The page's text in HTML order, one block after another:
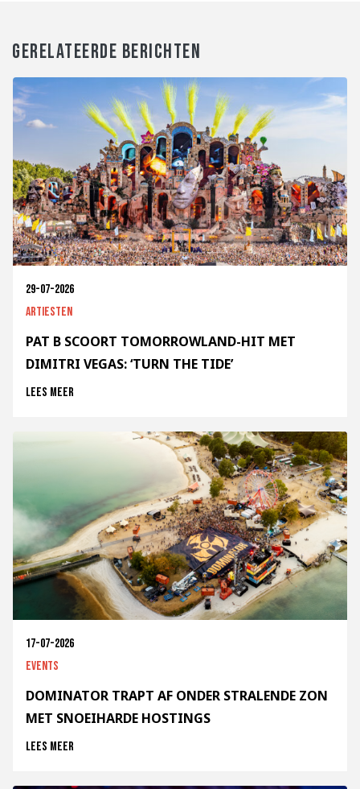
GERELATEERDE BERICHTEN
29-07-2026
Artiesten
PAT B SCOORT TOMORROWLAND-HIT MET
DIMITRI VEGAS: ‘TURN THE TIDE’
Lees meer
17-07-2026
Events
DOMINATOR TRAPT AF ONDER STRALENDE ZON
MET SNOEIHARDE HOSTINGS
Lees meer